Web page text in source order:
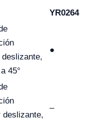
YR0264
45°
●
deslizante,
–